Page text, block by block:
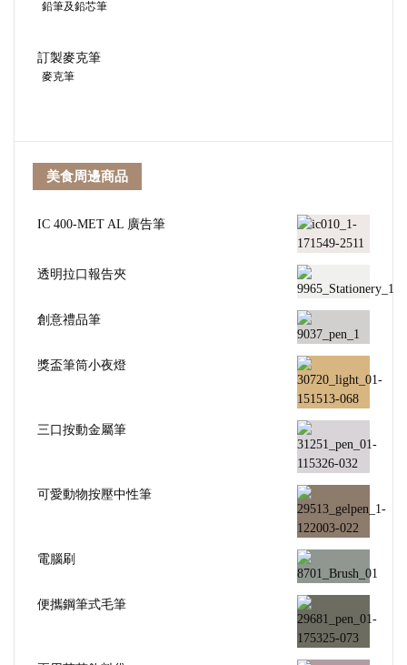
鉛筆及鉛芯筆
訂製麥克筆
麥克筆
美食周邊商品
IC 400-MET AL 廣告筆
透明拉口報告夾
創意禮品筆
獎盃筆筒小夜燈
三口按動金屬筆
可愛動物按壓中性筆
電腦刷
便攜鋼筆式毛筆